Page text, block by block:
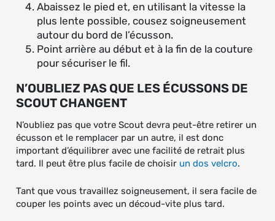
Abaissez le pied et, en utilisant la vitesse la
plus lente possible, cousez soigneusement
autour du bord de l’écusson.
Point arrière au début et à la fin de la couture
pour sécuriser le fil.
N’OUBLIEZ PAS QUE LES ÉCUSSONS DE
SCOUT CHANGENT
N’oubliez pas que votre Scout devra peut-être retirer un
écusson et le remplacer par un autre, il est donc
important d’équilibrer avec une facilité de retrait plus
tard. Il peut être plus facile de choisir un dos velcro.
Tant que vous travaillez soigneusement, il sera facile de
couper les points avec un découd-vite plus tard.